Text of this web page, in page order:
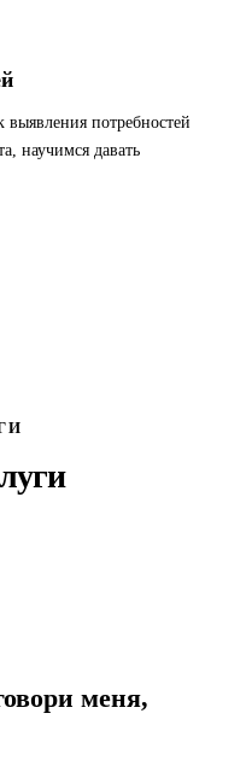
потребностей
научимся давать
меня,